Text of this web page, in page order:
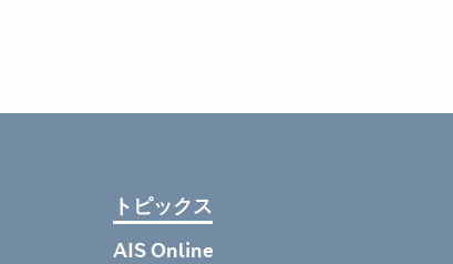
トピックス
AIS Online